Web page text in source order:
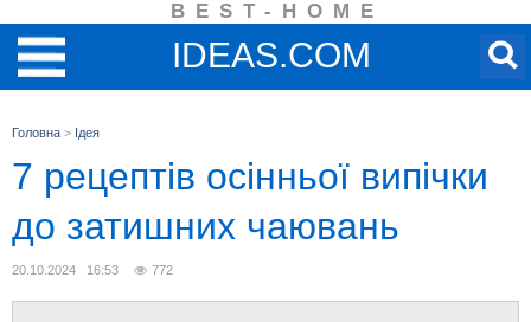
BEST-HOME
IDEAS.COM
Головна > Ідея
7 рецептів осінньої випічки
до затишних чаювань
20.10.2024 16:53 772